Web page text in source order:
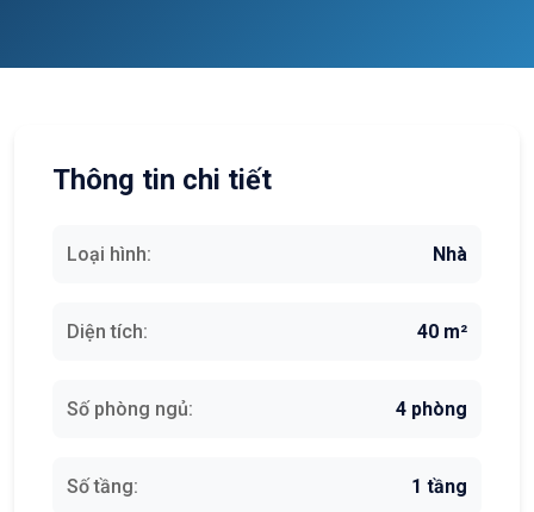
Thông tin chi tiết
Loại hình: Nhà
Diện tích: 40 m²
Số phòng ngủ: 4 phòng
Số tầng: 1 tầng